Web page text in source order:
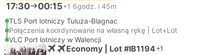
17:30 00:15+1 6godz. i 45m
TLS Port lotniczy Tuluza-Blagnac
Połączenia koordynowane na własną rękę | Lot+Lot
VLC Port lotniczy w Walencji
Economy | Lot #IB1194 +1